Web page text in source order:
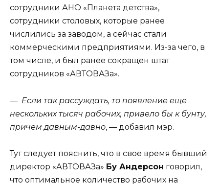
сотрудники АНО «Планета детства»,
сотрудники столовых, которые ранее
числились за заводом, а сейчас стали
коммерческими предприятиями. Из-за чего, в
том числе, и был ранее сокращен штат
сотрудников «АВТОВАЗа».
— Если так рассуждать, то появление еще
нескольких тысяч рабочих, привело бы к бунту,
причем давным-давно, — добавил мэр.
Тут следует пояснить, что в свое время бывший
директор «АВТОВАЗа» Бу Андерсон говорил,
что оптимальное количество рабочих на